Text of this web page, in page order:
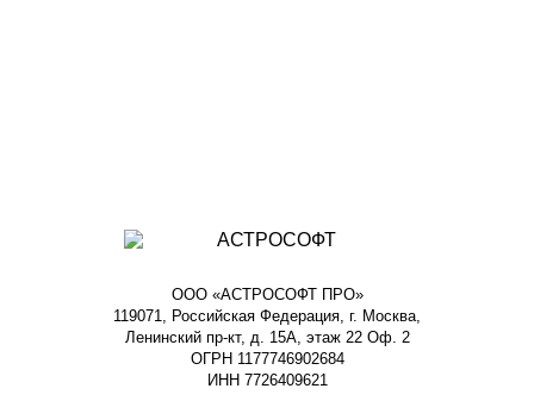
ООО «АСТРОСОФТ ПРО»
119071, Российская Федерация, г. Москва,
Ленинский пр-кт, д. 15А, этаж 22 Оф. 2
ОГРН 1177746902684
ИНН 7726409621